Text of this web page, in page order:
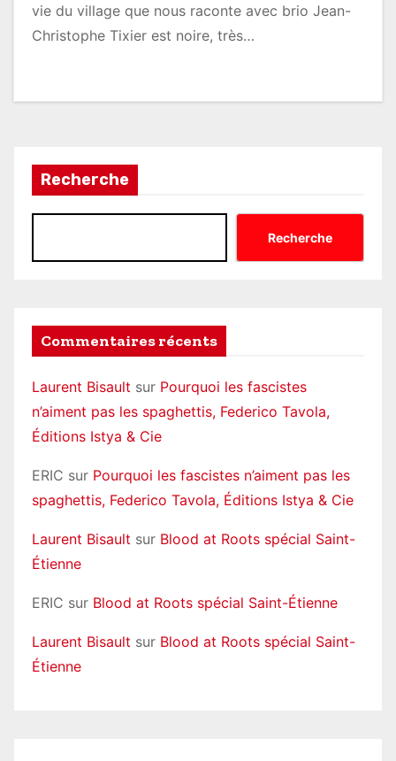
vie du village que nous raconte avec brio Jean-
Christophe Tixier est noire, très…
Recherche
Recherche
Commentaires récents
Laurent Bisault sur Pourquoi les fascistes
n’aiment pas les spaghettis, Federico Tavola,
Éditions Istya & Cie
ERIC sur Pourquoi les fascistes n’aiment pas les
spaghettis, Federico Tavola, Éditions Istya & Cie
Laurent Bisault sur Blood at Roots spécial Saint-
Étienne
ERIC sur Blood at Roots spécial Saint-Étienne
Laurent Bisault sur Blood at Roots spécial Saint-
Étienne